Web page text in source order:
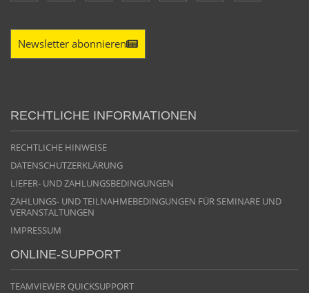
Newsletter abonnieren
RECHTLICHE INFORMATIONEN
RECHTLICHE HINWEISE
DATENSCHUTZERKLÄRUNG
LIEFER- UND ZAHLUNGSBEDINGUNGEN
ZAHLUNGS- UND TEILNAHMEBEDINGUNGEN FÜR SEMINARE UND
VERANSTALTUNGEN
IMPRESSUM
ONLINE-SUPPORT
TEAMVIEWER QUICKSUPPORT